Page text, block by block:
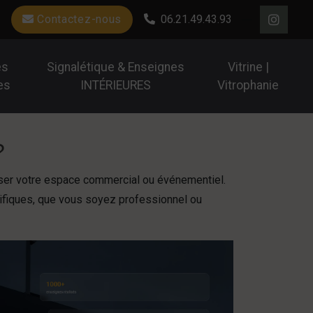
Contactez-nous 06.21.49.43.93
Signalétique & Enseignes
INTÉRIEURES
Vitrine |
Vitrophanie
votre espace commercial ou événementiel.
que vous soyez professionnel ou